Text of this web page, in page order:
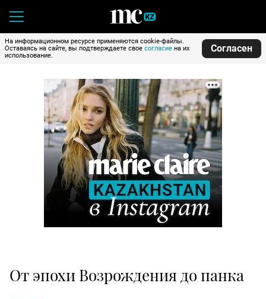
На информационном ресурсе применяются cookie-файлы.
Оставаясь на сайте, вы подтверждаете свое согласие на их
использование.
Согласен
От эпохи Возрождения до панка